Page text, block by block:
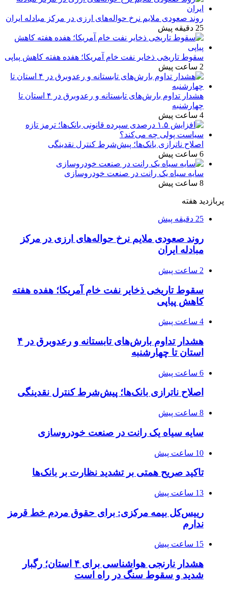
روند صعودی ملایم نرخ حواله‌های ارزی در مرکز مبادله ایران
25 دقیقه پیش
سقوط تاریخی ذخایر نفت خام آمریکا؛ هفده هفته کاهش پیاپی
2 ساعت پیش
هشدار تداوم بارش‌های تابستانه و رعدوبرق در ۴ استان تا
چهارشنبه
4 ساعت پیش
اصلاح ناترازی بانک‌ها؛ پیش‌شرط کنترل نقدینگی
6 ساعت پیش
سایه سیاه یک رانت در صنعت خودروسازی
8 ساعت پیش
پربازدید هفته
25 دقیقه پیش
روند صعودی ملایم نرخ حواله‌های ارزی در مرکز
مبادله ایران
2 ساعت پیش
سقوط تاریخی ذخایر نفت خام آمریکا؛ هفده هفته
کاهش پیاپی
4 ساعت پیش
هشدار تداوم بارش‌های تابستانه و رعدوبرق در ۴
استان تا چهارشنبه
6 ساعت پیش
اصلاح ناترازی بانک‌ها؛ پیش‌شرط کنترل نقدینگی
8 ساعت پیش
سایه سیاه یک رانت در صنعت خودروسازی
10 ساعت پیش
تاکید صریح همتی بر تشدید نظارت بر بانک‌ها
13 ساعت پیش
رییس‌کل بیمه مرکزی: برای حقوق مردم خط قرمز
ندارم
15 ساعت پیش
هشدار نارنجی هواشناسی برای ۴ استان؛ رگبار
شدید و سقوط سنگ در راه است